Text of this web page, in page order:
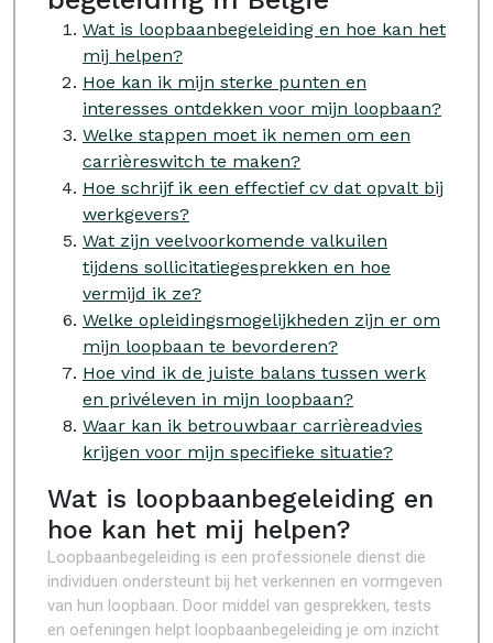
Wat is loopbaanbegeleiding en hoe kan het
mij helpen?
Hoe kan ik mijn sterke punten en
interesses ontdekken voor mijn loopbaan?
Welke stappen moet ik nemen om een
carrièreswitch te maken?
Hoe schrijf ik een effectief cv dat opvalt bij
werkgevers?
Wat zijn veelvoorkomende valkuilen
tijdens sollicitatiegesprekken en hoe
vermijd ik ze?
Welke opleidingsmogelijkheden zijn er om
mijn loopbaan te bevorderen?
Hoe vind ik de juiste balans tussen werk
en privéleven in mijn loopbaan?
Waar kan ik betrouwbaar carrièreadvies
krijgen voor mijn specifieke situatie?
Wat is loopbaanbegeleiding en
hoe kan het mij helpen?
Loopbaanbegeleiding is een professionele dienst die
individuen ondersteunt bij het verkennen en vormgeven
van hun loopbaan. Door middel van gesprekken, tests
en oefeningen helpt loopbaanbegeleiding je om inzicht